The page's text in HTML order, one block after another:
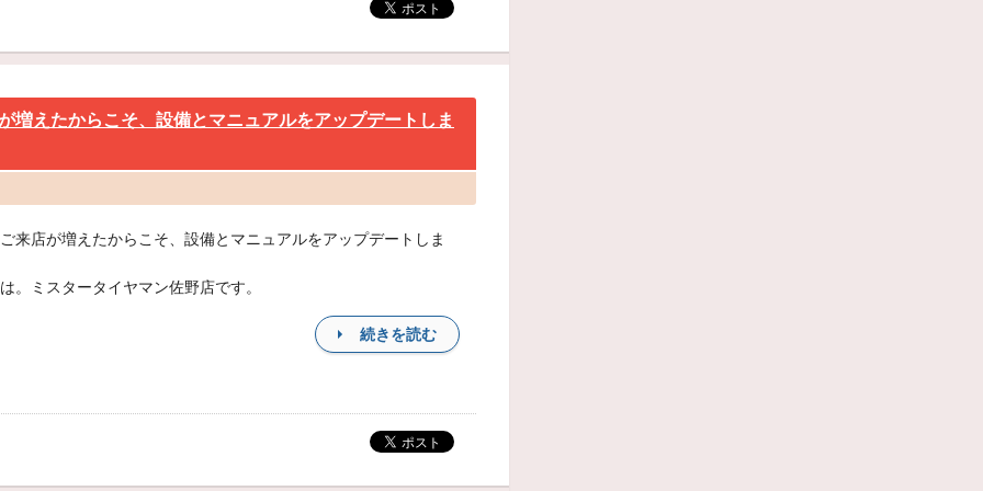
増えたからこそ、設備とマニュアルをアップデートしま
来店が増えたからこそ、設備とマニュアルをアップデートしま
。ミスタータイヤマン佐野店です。
続きを読む